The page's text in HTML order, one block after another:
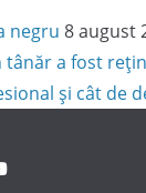
negru 8 august
tânăr a fost
și cât de